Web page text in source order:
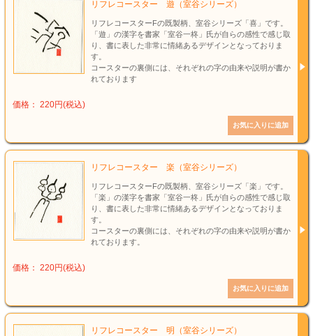
リフレコースター 遊（室谷シリーズ）
リフレコースターFの既製柄、室谷シリーズ「喜」です。
「遊」の漢字を書家「室谷一柊」氏が自らの感性で感じ取
り、書に表した非常に情緒あるデザインとなっておりま
す。
コースターの裏側には、それぞれの字の由来や説明が書か
れております
価格： 220円(税込)
リフレコースター 楽（室谷シリーズ）
リフレコースターFの既製柄、室谷シリーズ「楽」です。
「楽」の漢字を書家「室谷一柊」氏が自らの感性で感じ取
り、書に表した非常に情緒あるデザインとなっておりま
す。
コースターの裏側には、それぞれの字の由来や説明が書か
れております。
価格： 220円(税込)
リフレコースター 明（室谷シリーズ）